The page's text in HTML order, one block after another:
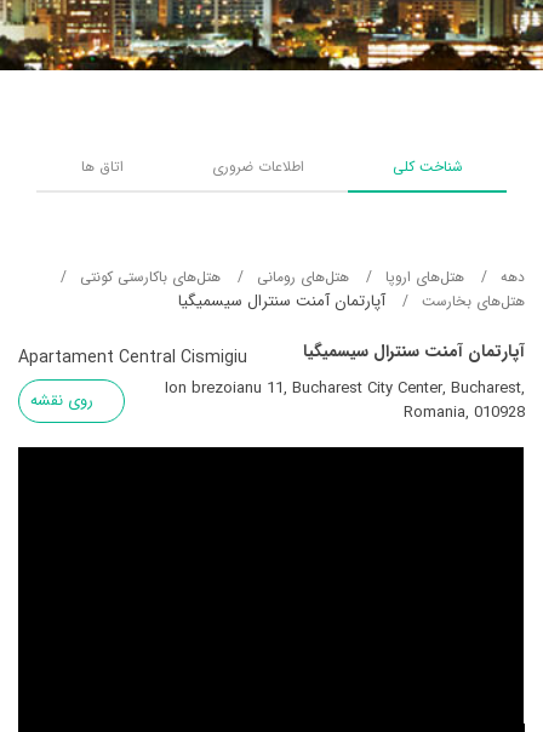
شناخت کلی اطلاعات ضروری اتاق ها
دهه هتل‌های اروپا هتل‌های رومانی
هتل‌های باکارستی کونتی
هتل‌های بخارست
آپارتمان آمنت سنترال سیسمیگیا
آپارتمان آمنت سنترال سیسمیگیا Apartament Central Cismigiu
Ion brezoianu 11, Bucharest City Center, Bucharest,
Romania, 010928
روی نقشه